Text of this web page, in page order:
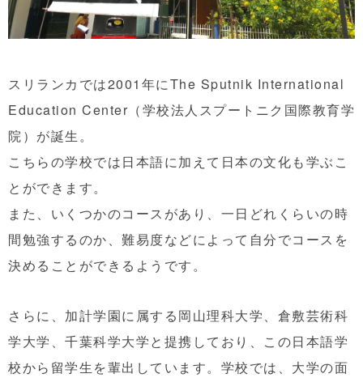
スリランカでは2001年にThe Sputnik International
Education Center（学校法人スプートニク国際教育学
院）が誕生。
こちらの学校では日本語に加えて日本の文化も学ぶこ
とができます。
また、いくつかのコースがあり、一日どれくらいの時
間勉強するのか、難易度などによって自分でコースを
決めることができるようです。
さらに、加計学園に属する岡山理科大学、倉敷芸術科
学大学、千葉科学大学と提携しており、この日本語学
校から留学生を輩出しています。学校では、大学の面